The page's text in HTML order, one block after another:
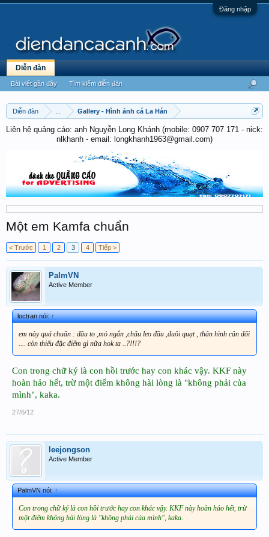
Đăng nhập
Diễn đàn Gallery - Hình ảnh cá La Hán
Liên hệ quảng cáo: anh Nguyễn Long Khánh (mobile: 0907 707 171 - nick:
nlkhanh - email: longkhanh1963@gmail.com)
Một em Kamfa chuẩn
< Trước 1 2 3 4 Tiếp >
PalmVN
Active Member
loctran nói:↑
em này quá chuẩn : đầu to ,mỏ ngắn ,châu leo đầu ,đuôi quạt , thân hình cân đối
.... còn thiếu đặc điểm gì nữa hok ta ..?!!!?
Con trong chữ ký là con hồi trước hay con khác vậy. KKF này
hoàn hảo hết, trừ một điểm không hài lòng là "không phải của
mình", kaka.
27/6/12
leejongson
Active Member
PalmVN nói:↑
Con trong chữ ký là con hồi trước hay con khác vậy. KKF này hoàn hảo hết, trừ
một điểm không hài lòng là "không phải của mình", kaka.
Diễn đàn
Bài viết gần đây Tìm kiếm diễn đàn